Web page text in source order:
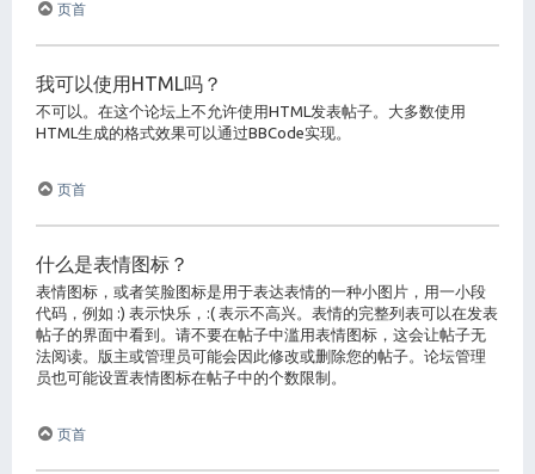
页首
我可以使用HTML吗？
不可以。在这个论坛上不允许使用HTML发表帖子。大多数使用
HTML生成的格式效果可以通过BBCode实现。
页首
什么是表情图标？
表情图标，或者笑脸图标是用于表达表情的一种小图片，用一小段
代码，例如 :) 表示快乐，:( 表示不高兴。表情的完整列表可以在发表
帖子的界面中看到。请不要在帖子中滥用表情图标，这会让帖子无
法阅读。版主或管理员可能会因此修改或删除您的帖子。论坛管理
员也可能设置表情图标在帖子中的个数限制。
页首